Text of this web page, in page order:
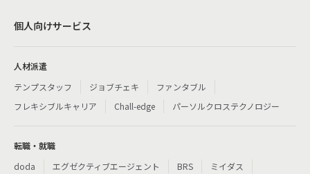
個人向けサービス
人材派遣
テンプスタッフ
ジョブチェキ
ファンタブル
フレキシブルキャリア
Chall-edge パーソルクロステクノロジー
転職・就職
doda
エグゼクティブエージェント BRS
ミイダス